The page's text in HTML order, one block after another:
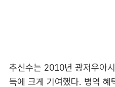
추신수는 2010년 광저우아
득에 크게 기여했다. 병역 혜